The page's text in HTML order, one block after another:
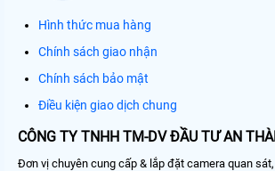
Hình thức mua hàng
Chính sách giao nhận
Chính sách bảo mật
Điều kiện giao dịch chung
CÔNG TY TNHH TM-DV ĐẦU TƯ AN
Đơn vị chuyên cung cấp & lắp đặt camera quan